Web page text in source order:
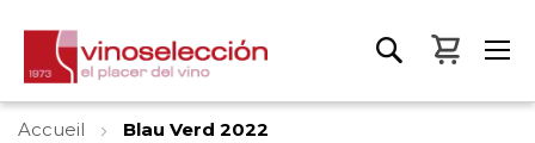
Mon
Accueil Blau Verd 2022